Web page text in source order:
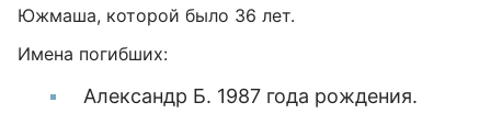
Южмаша, которой было 36 лет.
Имена погибших:
Александр Б. 1987 года рождения.